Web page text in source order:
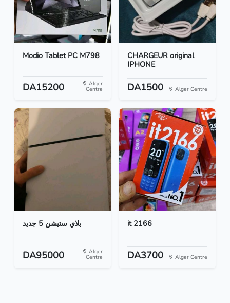
Modio Tablet PC M798
DA15200 Alger
Centre
CHARGEUR original
IPHONE
DA1500 Alger Centre
بلاي ستيشن 5 جديد
DA95000 Alger
Centre
it 2166
DA3700 Alger Centre